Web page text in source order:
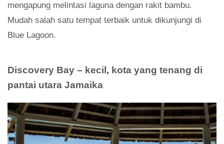
mengapung melintasi laguna dengan rakit bambu.
Mudah salah satu tempat terbaik untuk dikunjungi di
Blue Lagoon.
Discovery Bay – kecil, kota yang tenang di
pantai utara Jamaika